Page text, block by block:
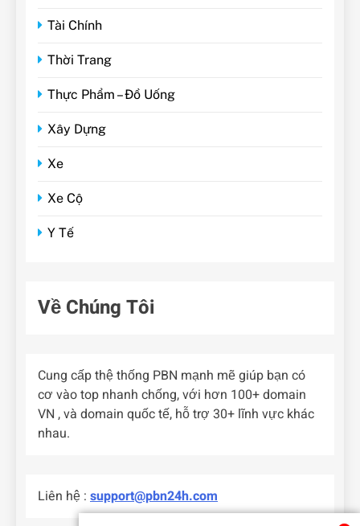
Tài Chính
Thời Trang
Thực Phẩm – Đồ Uống
Xây Dựng
Xe
Xe Cộ
Y Tế
Về Chúng Tôi
Cung cấp thệ thống PBN mạnh mẽ giúp bạn có
cơ vào top nhanh chống, với hơn 100+ domain
VN , và domain quốc tế, hỗ trợ 30+ lĩnh vực khác
nhau.
Liên hệ : support@pbn24h.com